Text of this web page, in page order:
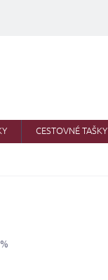
CESTOVNÉ TAŠKY